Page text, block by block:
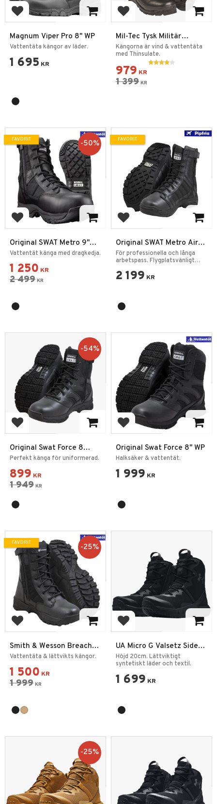
Lägg till i favoriter
Magnum Viper Pro 8" WP
Vattentäta kängor av läder.
1 695 KR
Lägg till i favoriter
Mil-Tec Tysk Militär
Vinterkänga
Kängorna är vind & vattentäta
med Thinsulate.
979 KR
1 399 KR
Lägg till i favoriter
Original SWAT Metro 9"
WP SZ Safety
Vattentät känga med dragkedja.
1 250 KR
2 499 KR
50%
FAVORIT
Lägg till i favoriter
Original SWAT Metro Air
9" SZ
För professionella och långa
arbetspass. Flygplatsvänligt
2 199 KR
FAVORIT
Lägg till i favoriter
Original Swat Force 8
Side-Zip
Perfekt känga för uniformerad.
899 KR
1 949 KR
54%
Lägg till i favoriter
Original Swat Force 8" WP
Halksäker & vattentät.
1 999 KR
Lägg till i favoriter
Smith & Wesson Breach
2.0 8" WP SZ
Vattentäta & lättvikts kängor.
1 500 KR
1 999 KR
25%
FAVORIT
Lägg till i favoriter
UA Micro G Valsetz Side-
Zip Taktiska Kängor
Höjd 20cm. Lättviktigt
syntetiskt läder och textil.
1 699 KR
25%